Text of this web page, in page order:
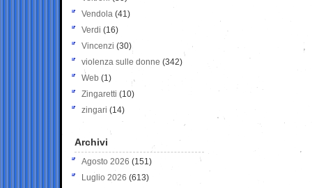
Vendola (41)
Verdi (16)
Vincenzi (30)
violenza sulle donne (342)
Web (1)
Zingaretti (10)
zingari (14)
Archivi
Agosto 2026 (151)
Luglio 2026 (613)